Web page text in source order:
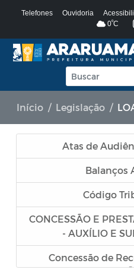
Telefones Ouvidoria
0ºC
Início Legislação
Atas de
Balanços
Código
CONCESSÃO E
- AUXÍLIO E
Concessão de
PESTALOZZI e